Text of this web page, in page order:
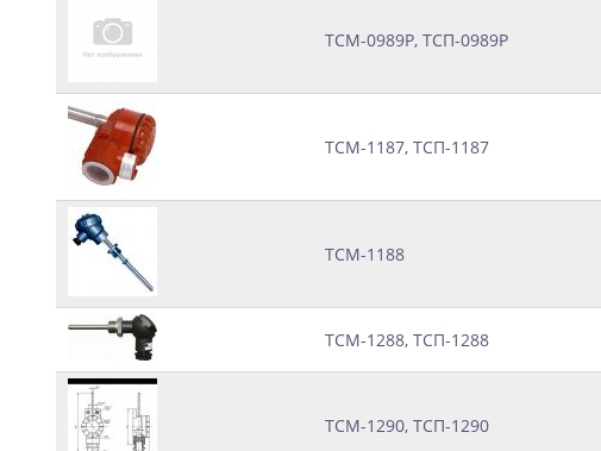
ТСМ-0989Р, ТСП-0989Р
ТСМ-1187, ТСП-1187
ТСМ-1188
ТСМ-1288, ТСП-1288
ТСМ-1290, ТСП-1290